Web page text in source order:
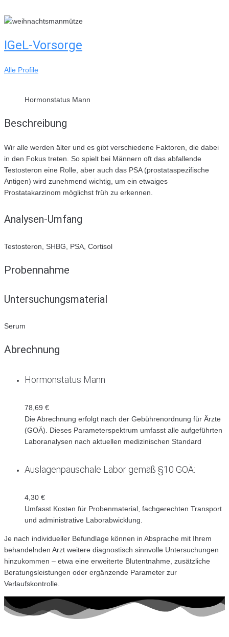
to
IGeL-Vorsorge
Alle Profile
Hormonstatus Mann
Beschreibung
Wir alle werden älter und es gibt verschiedene Faktoren, die dabei
in den Fokus treten. So spielt bei Männern oft das abfallende
Testosteron eine Rolle, aber auch das PSA (prostataspezifische
Antigen) wird zunehmend wichtig, um ein etwaiges
Prostatakarzinom möglichst früh zu erkennen.
Analysen-Umfang
Testosteron, SHBG, PSA, Cortisol
Probennahme
Untersuchungsmaterial
Serum
Abrechnung
Hormonstatus Mann
78,69 €
Die Abrechnung erfolgt nach der Gebührenordnung für Ärzte
(GOÄ). Dieses Parameterspektrum umfasst alle aufgeführten
Laboranalysen nach aktuellen medizinischen Standard
Auslagenpauschale Labor gemäß §10 GOÄ:
4,30 €
Umfasst Kosten für Probenmaterial, fachgerechten Transport
und administrative Laborabwicklung.
Je nach individueller Befundlage können in Absprache mit Ihrem
behandelnden Arzt weitere diagnostisch sinnvolle Untersuchungen
hinzukommen – etwa eine erweiterte Blutentnahme, zusätzliche
Beratungsleistungen oder ergänzende Parameter zur
Verlaufskontrolle.